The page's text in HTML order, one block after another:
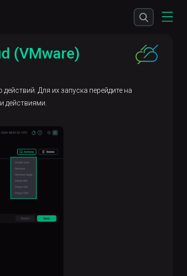
(VMware)
Для их запуска перейдите на
действиями.